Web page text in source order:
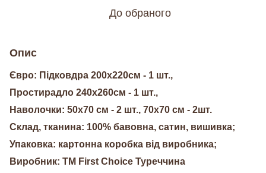
До обраного
Опис
Євро: Підковдра 200х220см - 1 шт.,
Простирадло 240х260см - 1 шт.,
Наволочки: 50х70 см - 2 шт., 70х70 см - 2шт.
Склад, тканина: 100% бавовна, сатин, вишивка;
Упаковка: картонна коробка від виробника;
Виробник: ТМ First Choice Туреччина